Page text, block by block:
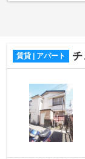
賃貸 | アパート チ